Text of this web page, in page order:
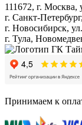
111672, г. Москва,
г. Санкт-
г. Новосибирск,
г. Тула,
Принимаем к